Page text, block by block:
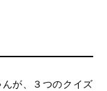
が、３つのクイズ